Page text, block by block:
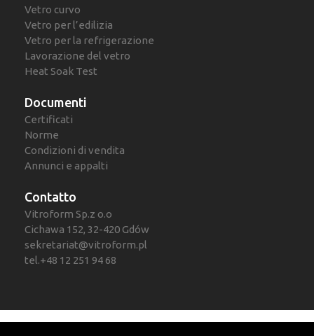
Vetro curvo
Vetro per l’edilizia
Vetro per la refrigerazione
Lavorazione del vetro
Heat Soak Test
Documenti
Certificati
Norme
Condizioni di vendita
Annunci e appalti
Contatto
Vitroform Sp.z o.o
Cichawa 152, 32-420 Gdów
sekretariat@vitroform.pl
tel.+48 12 251 94 68